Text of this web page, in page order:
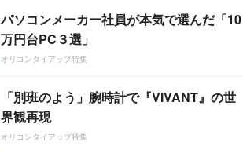
パソコンメーカー社員が本気で選んだ「10
万円台PC３選」
オリコンタイアップ特集
「別班のよう」腕時計で『VIVANT』の世
界観再現
オリコンタイアップ特集